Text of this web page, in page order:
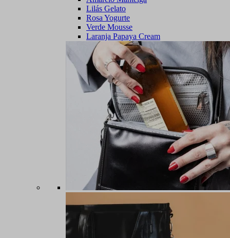
Lilás Gelato
Rosa Yogurte
Verde Mousse
Laranja Papaya Cream